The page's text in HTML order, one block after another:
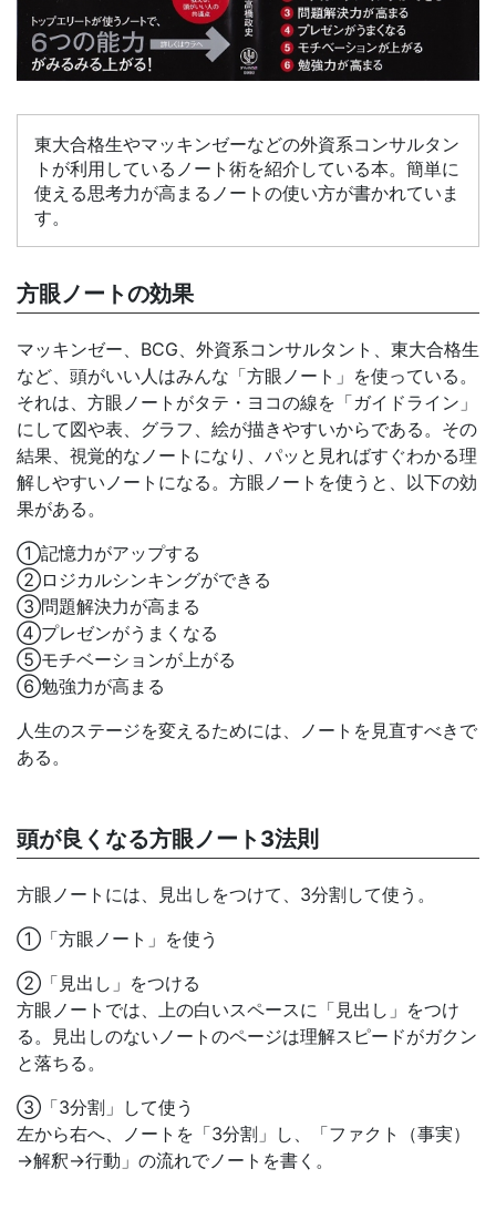
東大合格生やマッキンゼーなどの外資系コンサルタン
トが利用しているノート術を紹介している本。簡単に
使える思考力が高まるノートの使い方が書かれていま
す。
方眼ノートの効果
マッキンゼー、BCG、外資系コンサルタント、東大合格生
など、頭がいい人はみんな「方眼ノート」を使っている。
それは、方眼ノートがタテ・ヨコの線を「ガイドライン」
にして図や表、グラフ、絵が描きやすいからである。その
結果、視覚的なノートになり、パッと見ればすぐわかる理
解しやすいノートになる。方眼ノートを使うと、以下の効
果がある。
①記憶力がアップする
②ロジカルシンキングができる
③問題解決力が高まる
④プレゼンがうまくなる
⑤モチベーションが上がる
⑥勉強力が高まる
人生のステージを変えるためには、ノートを見直すべきで
ある。
頭が良くなる方眼ノート3法則
方眼ノートには、見出しをつけて、3分割して使う。
①「方眼ノート」を使う
②「見出し」をつける
方眼ノートでは、上の白いスペースに「見出し」をつけ
る。見出しのないノートのページは理解スピードがガクン
と落ちる。
③「3分割」して使う
左から右へ、ノートを「3分割」し、「ファクト（事実）
→解釈→行動」の流れでノートを書く。